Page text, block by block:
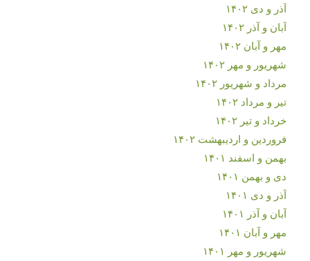
آذر و دی ۱۴۰۲
آبان و آذر ۱۴۰۲
مهر و آبان ۱۴۰۲
شهریور و مهر ۱۴۰۲
مرداد و شهریور ۱۴۰۲
تیر و مرداد ۱۴۰۲
خرداد و تیر ۱۴۰۲
فروردین و اردیبهشت ۱۴۰۲
بهمن و اسفند ۱۴۰۱
دی و بهمن ۱۴۰۱
آذر و دی ۱۴۰۱
آبان و آذر ۱۴۰۱
مهر و آبان ۱۴۰۱
شهریور و مهر ۱۴۰۱